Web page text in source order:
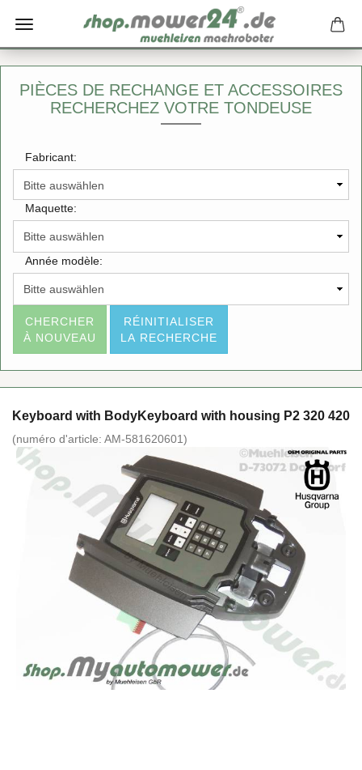
PIÈCES DE RECHANGE ET ACCESSOIRES
RECHERCHEZ VOTRE TONDEUSE
Fabricant:
Maquette:
Année modèle:
CHERCHER
À NOUVEAU
RÉINITIALISER
LA RECHERCHE
Key­board with Bo­dy­Key­board with hou­sing P2 320 420
(nu­mé­ro d'ar­ticle: AM-​581620601)